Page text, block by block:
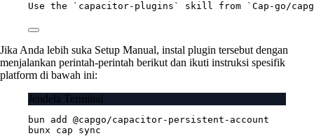
Use the `capacitor-plugins` skill from `Cap-go/
Jika Anda lebih suka Setup Manual, instal plugin tersebut dengan
menjalankan perintah-perintah berikut dan ikuti instruksi spesifik
platform di bawah ini:
Jendela Terminal
bun add
@capgo/capacitor-persistent-account
bunx
cap sync